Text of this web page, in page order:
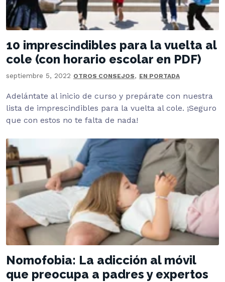
10 imprescindibles para la vuelta al
cole (con horario escolar en PDF)
septiembre 5, 2022 OTROS CONSEJOS, EN PORTADA
Adelántate al inicio de curso y prepárate con nuestra
lista de imprescindibles para la vuelta al cole. ¡Seguro
que con estos no te falta de nada!
Nomofobia: La adicción al móvil
que preocupa a padres y expertos